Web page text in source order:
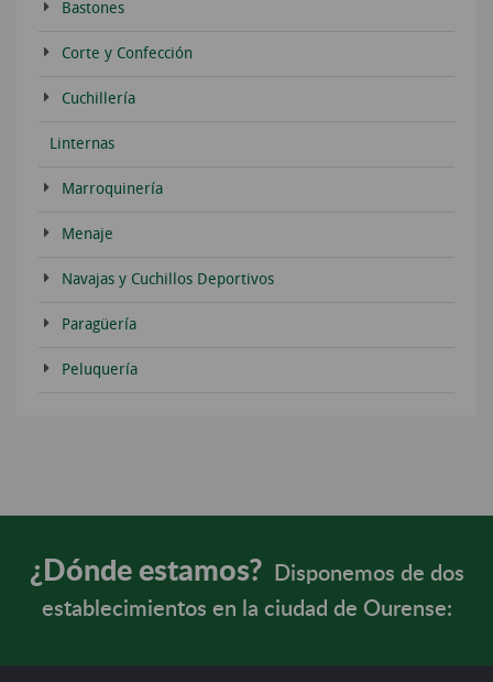
Bastones
Corte y Confección
Cuchillería
Linternas
Marroquinería
Menaje
Navajas y Cuchillos Deportivos
Paragüería
Peluquería
¿Dónde estamos?
Disponemos de dos
establecimientos en la ciudad de Ourense: